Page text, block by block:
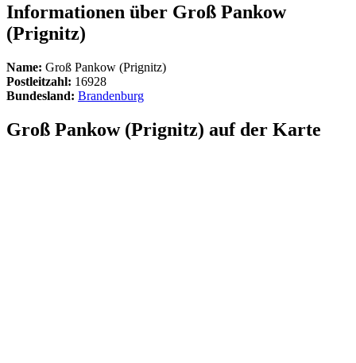
Informationen über Groß Pankow
(Prignitz)
Name: Groß Pankow (Prignitz)
Postleitzahl: 16928
Bundesland: Brandenburg
Groß Pankow (Prignitz) auf der Karte